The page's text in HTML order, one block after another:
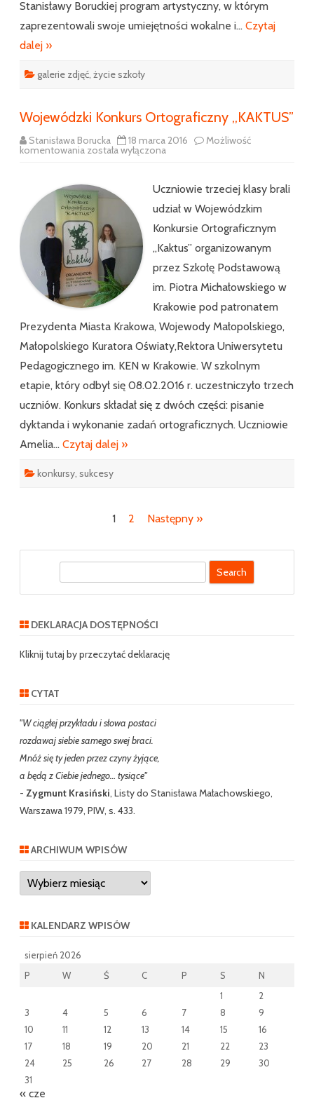
Stanisławy Boruckiej program artystyczny, w którym
zaprezentowali swoje umiejętności wokalne i… Czytaj
dalej »
galerie zdjęć życie szkoły
Wojewódzki Konkurs Ortograficzny ,,KAKTUS”
Stanisława Borucka 18 marca 2016 Możliwość
komentowania Wojewódzki
została wyłączona
Uczniowie trzeciej klasy brali
udział w Wojewódzkim
Konkursie Ortograficznym
,,Kaktus” organizowanym
przez Szkołę Podstawową
im. Piotra Michałowskiego w
Krakowie pod patronatem
Prezydenta Miasta Krakowa, Wojewody Małopolskiego,
Małopolskiego Kuratora Oświaty,Rektora Uniwersytetu
Pedagogicznego im. KEN w Krakowie. W szkolnym
etapie, który odbył się 08.02.2016 r. uczestniczyło trzech
uczniów. Konkurs składał się z dwóch części: pisanie
dyktanda i wykonanie zadań ortograficznych. Uczniowie
Amelia… Czytaj dalej »
konkursy sukcesy
wpisach
1 2 Następny »
r
h
DEKLARACJA DOSTĘPNOŚCI
Kliknij tutaj by przeczytać deklarację
CYTAT
"W ciągłej przykładu i słowa postaci
rozdawaj siebie samego swej braci.
Mnóż się ty jeden przez czyny żyjące,
a będą z Ciebie jednego… tysiące"
- Zygmunt Krasiński, Listy do Stanisława Małachowskiego,
Warszawa 1979, PIW, s. 433.
ARCHIWUM WPISÓW
Archiwum
wpisów
KALENDARZ WPISÓW
sierpień 2026
P
W Ś C P S
N
1
2
3
4 5 6 7 8
9
10
11 12 13 14 15
16
17
18 19 20 21 22
23
24
25 26 27 28 29
30
31
« cze